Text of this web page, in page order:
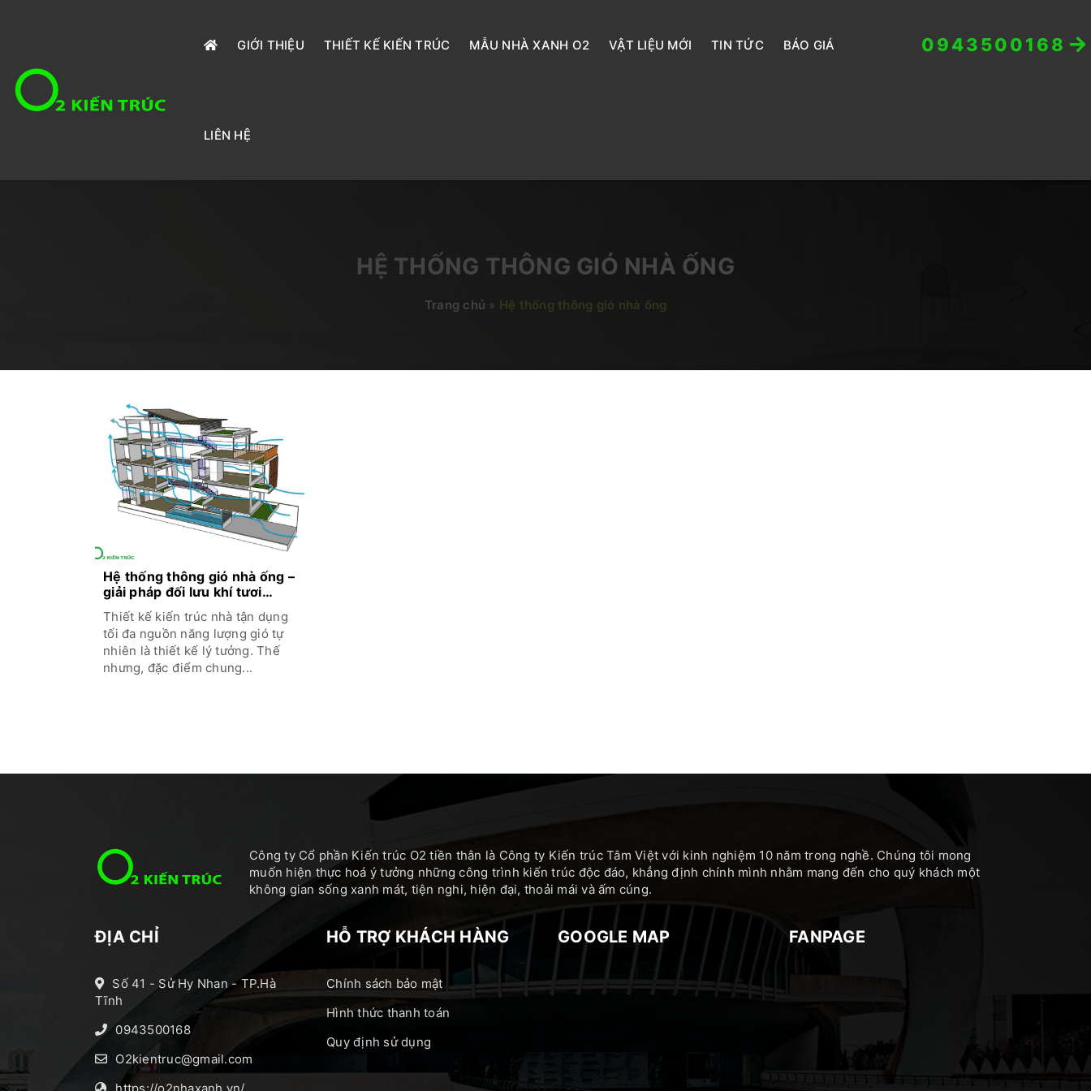
GIỚI THIỆU THIẾT KẾ KIẾN TRÚC MẪU NHÀ XANH O2 VẬT LIỆU MỚI TIN TỨC BÁO GIÁ
LIÊN HỆ
0943500168
HỆ THỐNG THÔNG GIÓ NHÀ ỐNG
Trang chủ » Hệ thống thông gió nhà ống
Hệ thống thông gió nhà ống –
giải pháp đối lưu khí tươi
trong nhà
Thiết kế kiến trúc nhà tận dụng
tối đa nguồn năng lượng gió tự
nhiên là thiết kế lý tưởng. Thế
nhưng, đặc điểm chung...
Công ty Cổ phần Kiến trúc O2 tiền thân là Công ty Kiến trúc Tâm Việt với kinh nghiệm 10 năm trong nghề. Chúng tôi mong
muốn hiện thực hoá ý tưởng những công trình kiến trúc độc đáo, khẳng định chính mình nhằm mang đến cho quý khách một
không gian sống xanh mát, tiện nghi, hiện đại, thoải mái và ấm cúng.
ĐỊA CHỈ
Số 41 - Sử Hy Nhan - TP.Hà
Tĩnh
0943500168
O2kientruc@gmail.com
HỖ TRỢ KHÁCH HÀNG
Chính sách bảo mật
Hình thức thanh toán
Quy định sử dụng
GOOGLE MAP FANPAGE